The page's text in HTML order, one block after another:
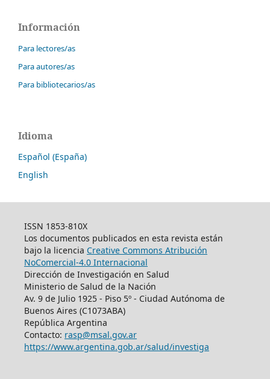
Información
Para lectores/as
Para autores/as
Para bibliotecarios/as
Idioma
Español (España)
English
ISSN 1853-810X
Los documentos publicados en esta revista están
bajo la licencia Creative Commons Atribución
NoComercial-4.0 Internacional
Dirección de Investigación en Salud
Ministerio de Salud de la Nación
Av. 9 de Julio 1925 - Piso 5º - Ciudad Autónoma de
Buenos Aires (C1073ABA)
República Argentina
Contacto: rasp@msal.gov.ar
https://www.argentina.gob.ar/salud/investiga